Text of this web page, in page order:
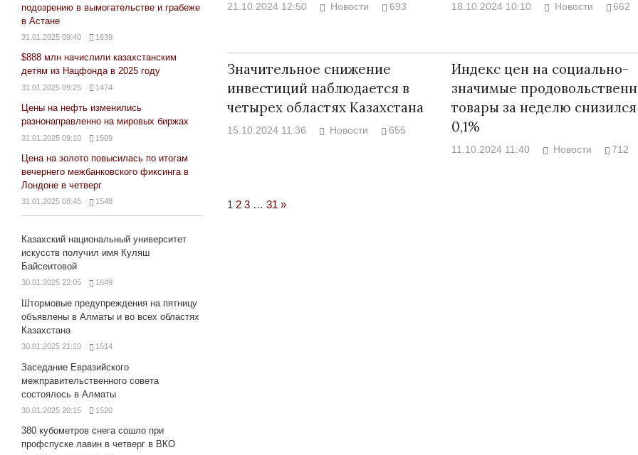
21.10.2024 12:50 Новости 693 18.10.2024 10:10 Новости 662
Значительное снижение
инвестиций наблюдается в
четырех областях Казахстана
15.10.2024 11:36 Новости 655
Индекс цен на социально-
значимые
товары за неделю
0,1%
11.10.2024 11:40 Новости 712
1 2 3 … 31 Next
»
подозрению в вымогательстве и грабеже
в Астане
31.01.2025 09:40 1639
$888 млн начислили казахстанским
детям из Нацфонда в 2025 году
31.01.2025 09:25 1474
Цены на нефть изменились
разнонаправленно на мировых биржах
31.01.2025 09:10 1509
Цена на золото повысилась по итогам
вечернего межбанковского фиксинга в
Лондоне в четверг
31.01.2025 08:45 1548
Казахский национальный университет
искусств получил имя Куляш
Байсеитовой
30.01.2025 22:05 1649
Штормовые предупреждения на пятницу
объявлены в Алматы и во всех областях
Казахстана
30.01.2025 21:10 1514
Заседание Евразийского
межправительственного совета
состоялось в Алматы
30.01.2025 20:15 1520
380 кубометров снега сошло при
профспуске лавин в четверг в ВКО